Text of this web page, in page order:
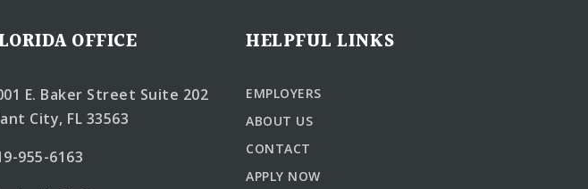
OFFICE
E. Baker Street Suite 202
City, FL 33563
955-6163
HELPFUL LINKS
EMPLOYERS
ABOUT US
CONTACT
APPLY NOW